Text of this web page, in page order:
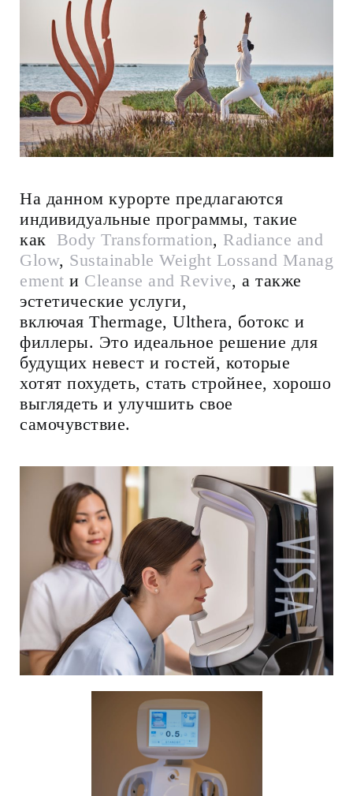
На данном курорте предлагаются
индивидуальные программы, такие
как Body Transformation, Radiance and
Glow, Sustainable Weight Lossand Manag
ement и Cleanse and Revive, а также
эстетические услуги,
включая Thermage, Ulthera, ботокс и
филлеры. Это идеальное решение для
будущих невест и гостей, которые
хотят похудеть, стать стройнее, хорошо
выглядеть и улучшить свое
самочувствие.